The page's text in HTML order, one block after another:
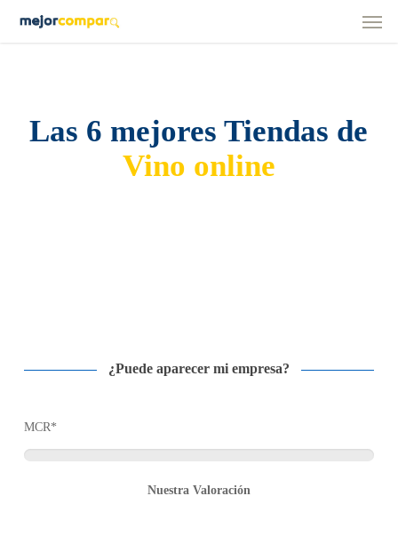
Menu
Las 6 mejores Tiendas de
Vino online
¿Puede aparecer mi empresa?
MCR*
Nuestra Valoración